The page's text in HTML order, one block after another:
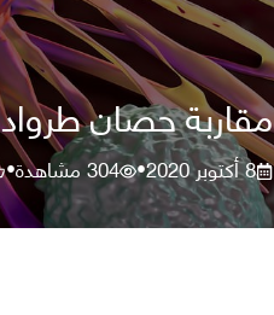
مقاربة حصان
8 أكتوبر 2020 •
304مشاهدة•